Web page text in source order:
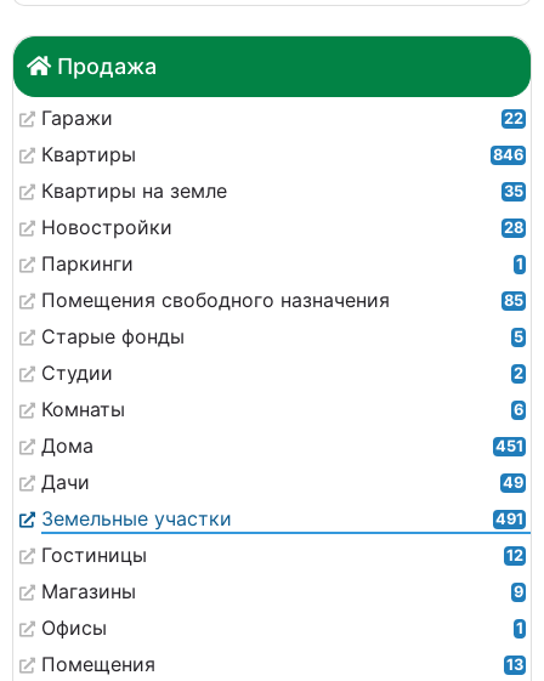
Продажа
Гаражи 22
Квартиры 846
Квартиры на земле 35
Новостройки 28
Паркинги 1
Помещения свободного назначения 85
Старые фонды 5
Студии 2
Комнаты 6
Дома 451
Дачи 49
Земельные участки 491
Гостиницы 12
Магазины 9
Офисы 1
Помещения 13